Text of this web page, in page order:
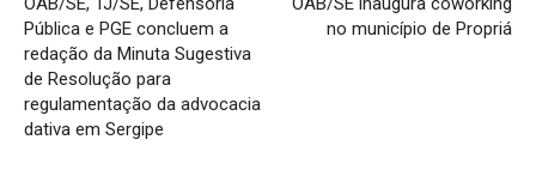
Pública e PGE concluem a
redação da Minuta Sugestiva
de Resolução para
regulamentação da advocacia
dativa em Sergipe
no município de Propriá